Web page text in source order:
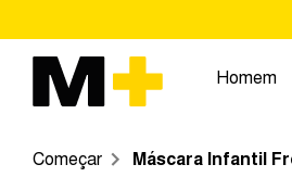
para
conteúdo
Homem
Começar Máscara Infantil